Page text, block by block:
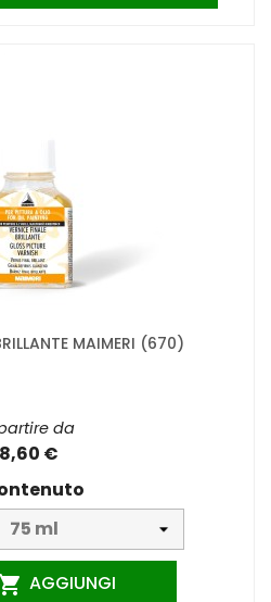
MAIMERI (670)
da
8,60 €
AGGIUNGI